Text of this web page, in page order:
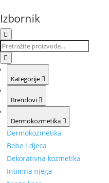
Izbornik
Kategorije
Brendovi
Dermokozmetika
Dermokozmetika
Bebe i djeca
Dekorativna kozmetika
Intimna njega